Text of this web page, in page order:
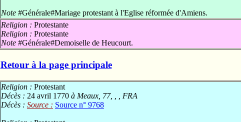
Note #Générale#Mariage protestant à l'Eglise réformée d'Amiens.
Religion : Protestante
Religion : Protestante
Note #Générale#Demoiselle de Heucourt.
Retour à la page principale
Religion : Protestant
Décès : 24 avril 1770 à Meaux, 77, , , FRA
Décès : Source : Source n° 9768